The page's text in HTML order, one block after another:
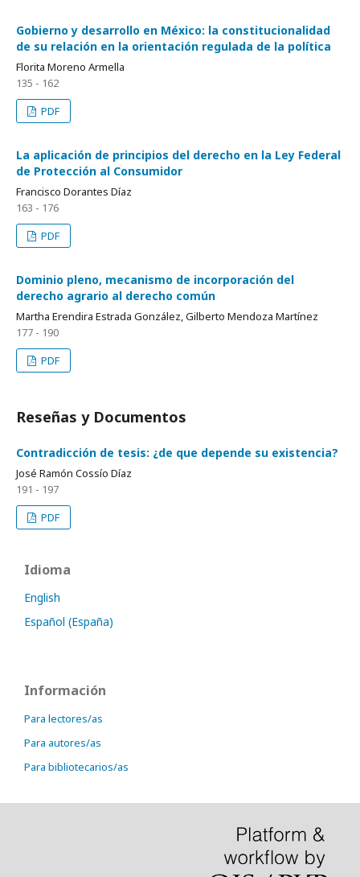
Gobierno y desarrollo en México: la constitucionalidad
de su relación en la orientación regulada de la política
Florita Moreno Armella
135 - 162
PDF
La aplicación de principios del derecho en la Ley Federal
de Protección al Consumidor
Francisco Dorantes Díaz
163 - 176
PDF
Dominio pleno, mecanismo de incorporación del
derecho agrario al derecho común
Martha Erendira Estrada González, Gilberto Mendoza Martínez
177 - 190
PDF
Reseñas y Documentos
Contradicción de tesis: ¿de que depende su existencia?
José Ramón Cossío Díaz
191 - 197
PDF
Idioma
English
Español (España)
Información
Para lectores/as
Para autores/as
Para bibliotecarios/as